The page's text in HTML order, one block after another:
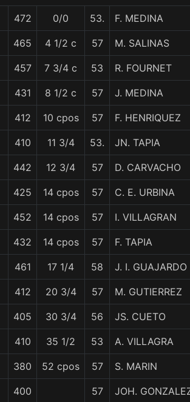
472 0/0 53. F. MEDINA
465 4 1/2 c 57 M. SALINAS
457 7 3/4 c 53 R. FOURNET
431 8 1/2 c 57 J. MEDINA
412 10 cpos 57 F. HENRIQUEZ
410 11 3/4 53. JN. TAPIA
442 12 3/4 57 D. CARVACHO
425 14 cpos 57 C. E. URBINA
452 14 cpos 57 I. VILLAGRAN
432 14 cpos 57 F. TAPIA
461 17 1/4 58 J. I. GUAJARDO
412 20 3/4 57 M. GUTIERREZ
405 30 3/4 56 JS. CUETO
410 35 1/2 53 A. VILLAGRA
380 52 cpos 57 S. MARIN
400 57 JOH.